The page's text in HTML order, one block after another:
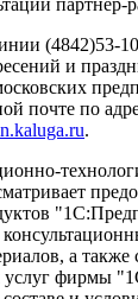
(4842)53-
и
почте по
.
а также
услуг фирмы